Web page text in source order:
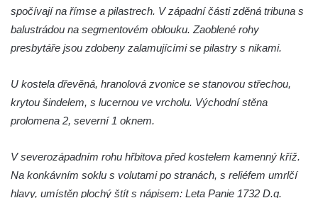
brána
Křížová cesta Římov – XI. kaple – Ježíš
haněn a tupen
Cedronu
Křížová cesta Římov – IX. kaple – U
chromého žida
Křížová cesta Římov – VIII. kaple – Kristus
svázán a ze zahrady vyhnán
Křížová cesta Římov – VII. kaple – Políbení
spočívají na římse a pilastrech. V západní části zděná tribuna s
balustrádou na segmentovém oblouku. Zaoblené rohy
presbytáře jsou zdobeny zalamujícími se pilastry s nikami.
U kostela dřevěná, hranolová zvonice se stanovou střechou,
krytou šindelem, s lucernou ve vrcholu. Východní stěna
prolomena 2, severní 1 oknem.
V severozápadním rohu hřbitova před kostelem kamenný kříž.
Na konkávním soklu s volutami po stranách, s reliéfem umrlčí
hlavy, umístěn plochý štít s nápisem: Leta Panie 1732 D.g.